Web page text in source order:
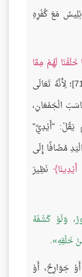
مَعَ كُفْرِهِ
خَلَقْنَا لَهُمْ مِمَّا
[يس:71]؛ لِأَنَّهُ تَعَالَى
الْجَمْعَانِ،
يَقُلْ: "أَيْدِيَّ"
مُضَافًا إِلَى
نَظِيرَ
وَلَوْ كَشَفَهُ
خَلْقِهِ .
جَوَارِحٌ، أَوْ